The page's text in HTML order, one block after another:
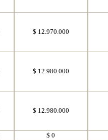
$ 12.970.000
$ 12.980.000
$ 12.980.000
$ 0